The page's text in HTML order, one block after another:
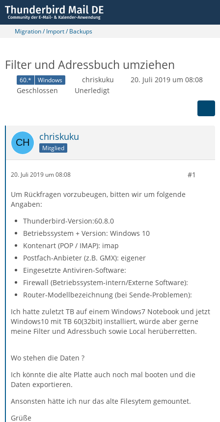
Migration / Import / Backups
Filter und Adressbuch umziehen
60.* Windows chriskuku
20. Juli 2019 um 08:08
Geschlossen
Unerledigt
chriskuku
Mitglied
20. Juli 2019 um 08:08 #1
Um Rückfragen vorzubeugen, bitten wir um folgende
Angaben:
Thunderbird-Version:60.8.0
Betriebssystem + Version: Windows 10
Kontenart (POP / IMAP): imap
Postfach-Anbieter (z.B. GMX): eigener
Eingesetzte Antiviren-Software:
Firewall (Betriebssystem-intern/Externe Software):
Router-Modellbezeichnung (bei Sende-Problemen):
Ich hatte zuletzt TB auf einem Windows7 Notebook und jetzt
Windows10 mit TB 60(32bit) installiert, würde aber gerne
meine Filter und Adressbuch sowie Local herüberretten.
Wo stehen die Daten ?
Ich könnte die alte Platte auch noch mal booten und die
Daten exportieren.
Ansonsten hätte ich nur das alte Filesytem gemountet.
Grüße